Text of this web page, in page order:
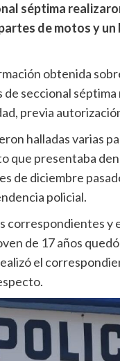
séptima
de motos y
obtenida
seccional
previa
halladas varias
que presentaba
de diciembre
policial.
correspondientes
de 17 años
el